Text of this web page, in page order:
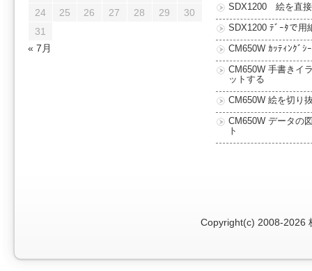
« 7月
24
25 26 27 28 29
30
31
SDX1200 絵を直
SDX1200 ﾃﾞｰﾀで用
CM650W ｶｯﾃｨﾝｸﾞｼ
CM650W 手書きイ
ットする
CM650W 絵を切り
CM650W データの
ト
Copyright(c) 2008-2026